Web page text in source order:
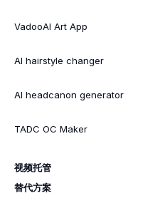
VadooAI Art App
AI hairstyle changer
AI headcanon generator
TADC OC Maker
视频托管
替代方案